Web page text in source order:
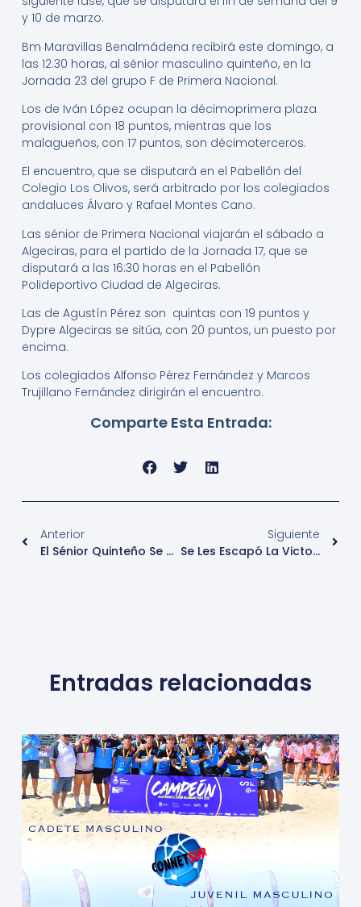
y 10 de marzo.
Bm Maravillas Benalmádena recibirá este domingo, a
las 12.30 horas, al sénior masculino quinteño, en la
Jornada 23 del grupo F de Primera Nacional.
Los de Iván López ocupan la décimoprimera plaza
provisional con 18 puntos, mientras que los
malagueños, con 17 puntos, son décimoterceros.
El encuentro, que se disputará en el Pabellón del
Colegio Los Olivos, será arbitrado por los colegiados
andaluces Álvaro y Rafael Montes Cano.
Las sénior de Primera Nacional viajarán el sábado a
Algeciras, para el partido de la Jornada 17, que se
disputará a las 16:30 horas en el Pabellón
Polideportivo Ciudad de Algeciras.
Las de Agustín Pérez son quintas con 19 puntos y
Dypre Algeciras se sitúa, con 20 puntos, un puesto por
encima.
Los colegiados Alfonso Pérez Fernández y Marcos
Trujillano Fernández dirigirán el encuentro.
Comparte Esta Entrada:
Anterior
El Sénior Quinteño Se Reencuentra Con La Victoria
Siguiente
Se Les Escapó La Victoria Al Sénior Quinteño
Entradas relacionadas